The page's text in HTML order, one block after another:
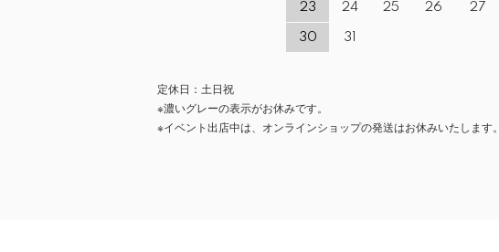
23 24 25 26 27
30 31
定休日：土日祝
※濃いグレーの表示がお休みです。
※イベント出店中は、オンラインショップの発送はお休みいたします。